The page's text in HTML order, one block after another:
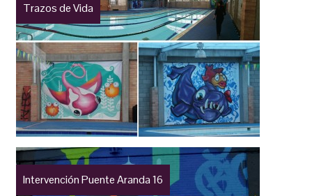
Trazos de Vida
Intervención Puente Aranda 16